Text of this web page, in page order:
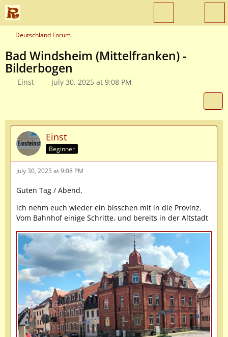
Deutschland Forum
Bad Windsheim (Mittelfranken) -
Bilderbogen
Einst July 30, 2025 at 9:08 PM
Einst
Beginner
July 30, 2025 at 9:08 PM
Guten Tag / Abend,
ich nehm euch wieder ein bisschen mit in die Provinz.
Vom Bahnhof einige Schritte, und bereits in der Altstadt